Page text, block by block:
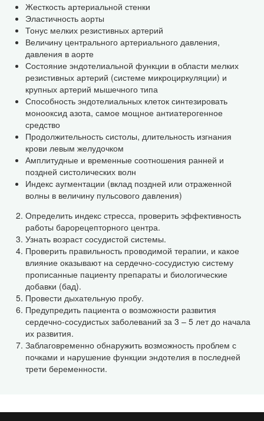
Жесткость артериальной стенки
Эластичность аорты
Тонус мелких резистивных артерий
Величину центрального артериального давления,
давления в аорте
Состояние эндотелиальной функции в области мелких
резистивных артерий (системе микроциркуляции) и
крупных артерий мышечного типа
Способность эндотелиальных клеток синтезировать
монооксид азота, самое мощное антиатерогенное
средство
Продолжительность систолы, длительность изгнания
крови левым желудочком
Амплитудные и временные соотношения ранней и
поздней систолических волн
Индекс аугментации (вклад поздней или отраженной
волны в величину пульсового давления)
Определить индекс стресса, проверить эффективность
работы барорецепторного центра.
Узнать возраст сосудистой системы.
Проверить правильность проводимой терапии, и какое
влияние оказывают на сердечно-сосудистую систему
прописанные пациенту препараты и биологические
добавки (бад).
Провести дыхательную пробу.
Предупредить пациента о возможности развития
сердечно-сосудистых заболеваний за 3 – 5 лет до начала
их развития.
Заблаговременно обнаружить возможность проблем с
почками и нарушение функции эндотелия в последней
трети беременности.